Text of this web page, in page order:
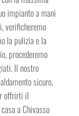
impianto a mani
verificheremo
la pulizia e la
procederemo
Il nostro
sicuro,
offrirti il
a Chivasso